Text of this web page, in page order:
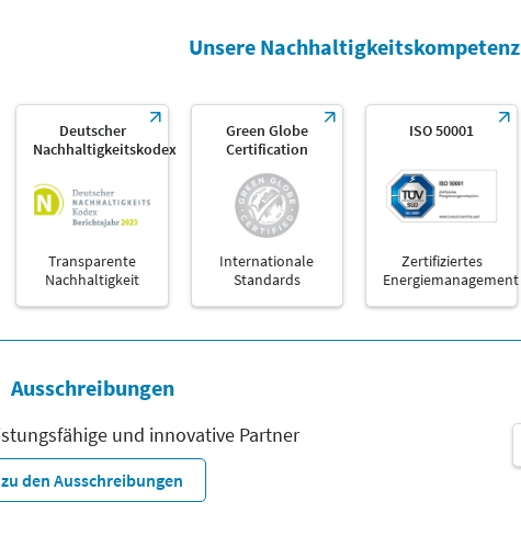
Unsere Nachhaltigkeitskompetenz
Deutscher
Nachhaltigkeitskodex
Transparente
Nachhaltigkeit
Green Globe
Certification
Internationale
Standards
ISO 50001
Zertifiziertes
Energiemanagement
Ausschreibungen
und innovative Partner
zu den Ausschreibungen